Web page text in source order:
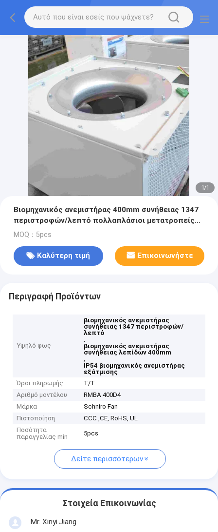
1/1
Βιομηχανικός ανεμιστήρας 400mm συνήθειας 1347
περιστροφών/λεπτό πολλαπλάσιοι μετατροπείς
συχνότητας ανεμιστήρων εξάτμισης λεπίδων
MOQ：5pcs
Καλύτερη τιμή Επικοινωνήστε
Περιγραφή Προϊόντων
Υψηλό φως
βιομηχανικός ανεμιστήρας
συνήθειας 1347 περιστροφών/
λεπτό
,
βιομηχανικός ανεμιστήρας
συνήθειας λεπίδων 400mm
,
IP54 βιομηχανικός ανεμιστήρας
εξάτμισης
Όροι πληρωμής
T/T
Αριθμό μοντέλου
RMBA 400D4
Μάρκα
Schniro Fan
Πιστοποίηση
CCC ,CE, RoHS, UL
Ποσότητα
παραγγελίας min
5pcs
Δείτε περισσότερων
Στοιχεία Επικοινωνίας
Mr. Xinyi.Jiang